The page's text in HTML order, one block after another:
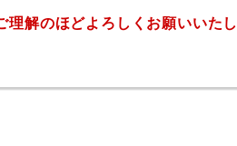
解のほどよろしくお願いいたし